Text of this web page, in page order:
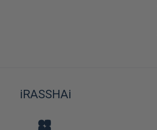
iRASSHAi